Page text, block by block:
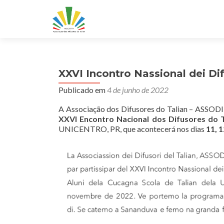
XXVI Incontro Nassional dei
Publicado em4 de junho de 2022
A Associação dos Difusores do Talian –
XXVI Encontro Nacional dos Difusores do
UNICENTRO, PR, que acontecerá nos dias 11,